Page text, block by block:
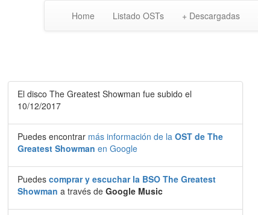
Home Listado OSTs + Descargadas
El disco The Greatest Showman fue subido el
10/12/2017
Puedes encontrar más información de la OST de The
Greatest Showman en Google
Puedes comprar y escuchar la BSO The Greatest
Showman a través de Google Music